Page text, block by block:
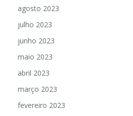
agosto 2023
julho 2023
junho 2023
maio 2023
abril 2023
março 2023
fevereiro 2023